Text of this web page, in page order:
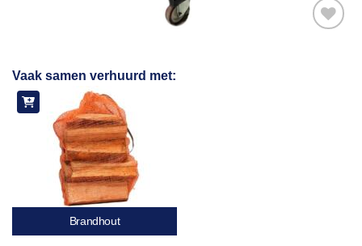
Vaak samen verhuurd met:
Brandhout